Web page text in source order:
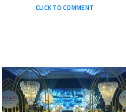
CLICK TO COMMENT